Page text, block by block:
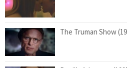
The Truman Show